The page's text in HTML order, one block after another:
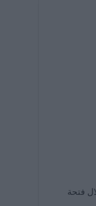
فتحة